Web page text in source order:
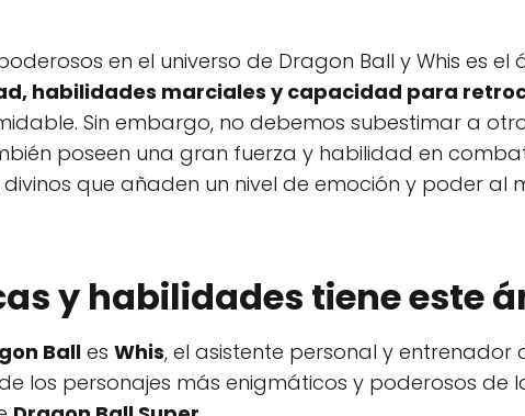
en el universo de Dragon Ball y Whis es
habilidades marciales y capacidad para
Sin embargo, no debemos subestimar a
poseen una gran fuerza y habilidad en
que añaden un nivel de emoción y poder al
y habilidades tiene este
Balles Whis, el asistente personal y entrenador
de los personajes más enigmáticos y poderosos de